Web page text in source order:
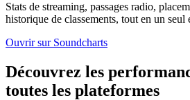
Stats de streaming, passages radio,
historique de classements, tout en un seul
Ouvrir sur Soundcharts
Découvrez les
toutes les plateformes